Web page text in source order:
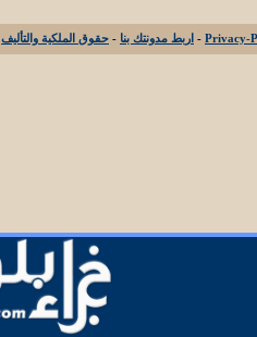
- اربط مدونتك بنا - حقوق الملكية والتأليف